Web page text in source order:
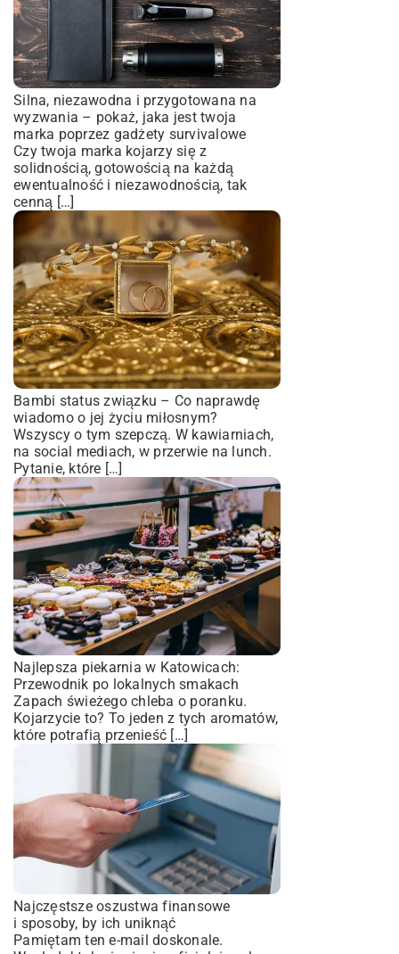
Silna, niezawodna i przygotowana na
wyzwania – pokaż, jaka jest twoja
marka poprzez gadżety survivalowe
Czy twoja marka kojarzy się z
solidnością, gotowością na każdą
ewentualność i niezawodnością, tak
cenną […]
Bambi status związku – Co naprawdę
wiadomo o jej życiu miłosnym?
Wszyscy o tym szepczą. W kawiarniach,
na social mediach, w przerwie na lunch.
Pytanie, które […]
Najlepsza piekarnia w Katowicach:
Przewodnik po lokalnych smakach
Zapach świeżego chleba o poranku.
Kojarzycie to? To jeden z tych aromatów,
które potrafią przenieść […]
Najczęstsze oszustwa finansowe
i sposoby, by ich uniknąć
Pamiętam ten e-mail doskonale.